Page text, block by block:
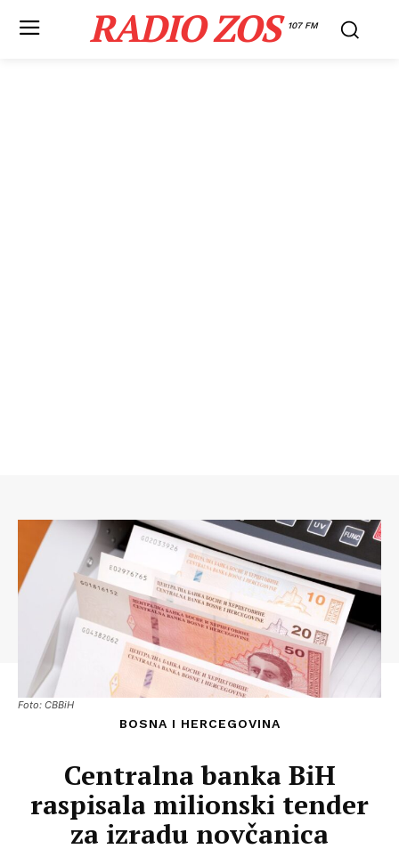
RADIO ZOS 107 FM
Foto: CBBiH
BOSNA I HERCEGOVINA
Centralna banka BiH
raspisala milionski tender
za izradu novčanica